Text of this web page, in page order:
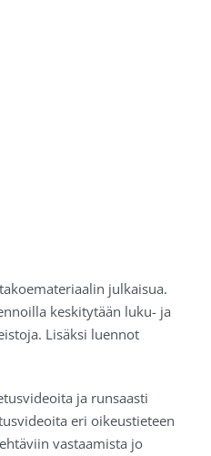
julkaisua.
keskitytään luku- ja
Lisäksi luennot
ja runsaasti
eri oikeustieteen
vastaamista jo